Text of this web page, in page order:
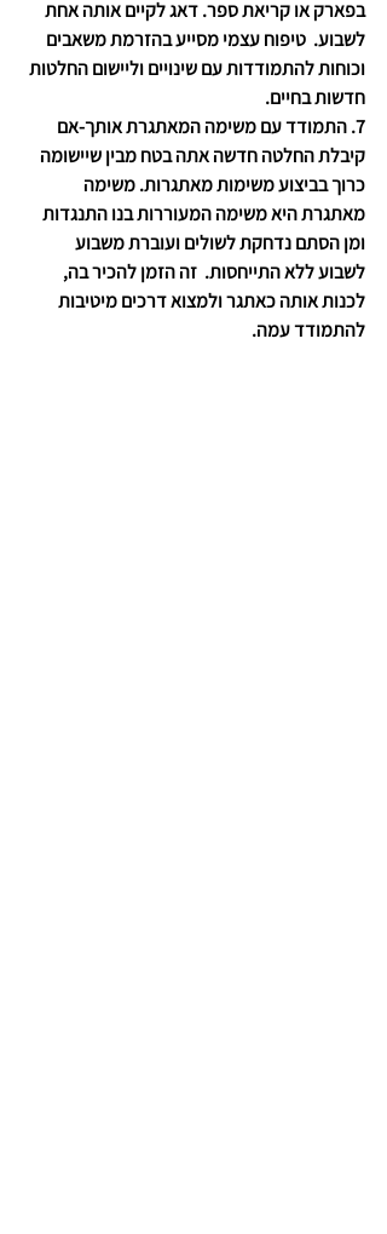
בפארק או קריאת ספר. דאג לקיים אותה אחת
לשבוע.  טיפוח עצמי מסייע בהזרמת משאבים
וכוחות להתמודדות עם שינויים וליישום החלטות
חדשות בחיים.
7. התמודד עם משימה המאתגרת אותך
-אם
קיבלת החלטה חדשה אתה בטח מבין שיישומה
כרוך בביצוע משימות מאתגרות. משימה
מאתגרת היא משימה המעוררות בנו התנגדות
ומן הסתם נדחקת לשולים ועוברת משבוע
לשבוע ללא התייחסות.  זה הזמן להכיר בה,
לכנות אותה כאתגר ולמצוא דרכים מיטיבות
להתמודד עמה.